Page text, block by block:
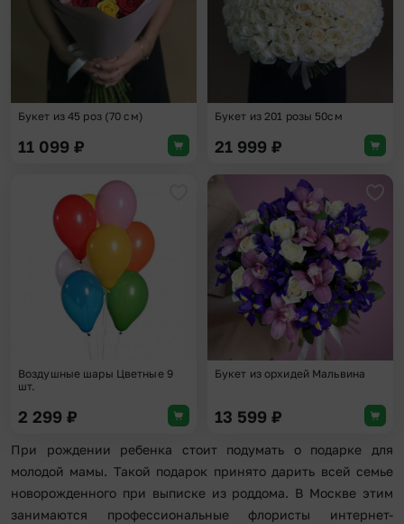
Букет из 45 роз (70 см)
11 099 ₽
Букет из 201 розы 50см
21 999 ₽
Добавить в избранное
Воздушные шары Цветные 9
шт.
2 299 ₽
Букет из орхидей Мальвина
13 599 ₽
При рождении ребенка стоит подумать о подарке для
молодой мамы. Такой подарок принято дарить всей семье
новорожденного при выписке из роддома. В Москве этим
занимаются профессиональные флористы интернет-